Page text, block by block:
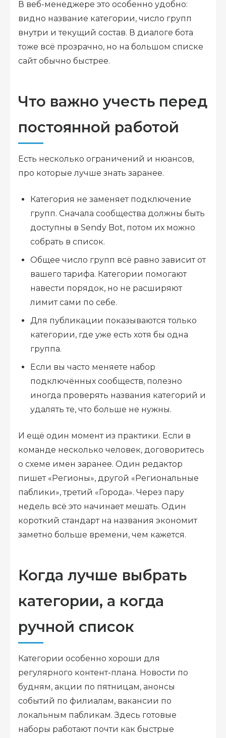
В веб-менеджере это особенно удобно:
видно название категории, число групп
внутри и текущий состав. В диалоге бота
тоже всё прозрачно, но на большом списке
сайт обычно быстрее.
Что важно учесть перед
постоянной работой
Есть несколько ограничений и нюансов,
про которые лучше знать заранее.
Категория не заменяет подключение
групп. Сначала сообщества должны быть
доступны в Sendy Bot, потом их можно
собрать в список.
Общее число групп всё равно зависит от
вашего тарифа. Категории помогают
навести порядок, но не расширяют
лимит сами по себе.
Для публикации показываются только
категории, где уже есть хотя бы одна
группа.
Если вы часто меняете набор
подключённых сообществ, полезно
иногда проверять названия категорий и
удалять те, что больше не нужны.
И ещё один момент из практики. Если в
команде несколько человек, договоритесь
о схеме имен заранее. Один редактор
пишет «Регионы», другой «Региональные
паблики», третий «Города». Через пару
недель всё это начинает мешать. Один
короткий стандарт на названия экономит
заметно больше времени, чем кажется.
Когда лучше выбрать
категории, а когда
ручной список
Категории особенно хороши для
регулярного контент-плана. Новости по
будням, акции по пятницам, анонсы
событий по филиалам, вакансии по
локальным пабликам. Здесь готовые
наборы работают почти как быстрые